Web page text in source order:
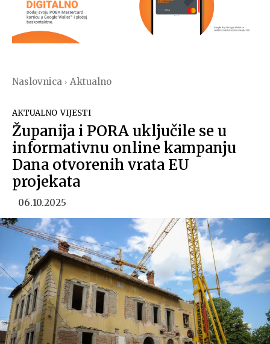
Naslovnica Aktualno
AKTUALNO VIJESTI
Županija i PORA uključile se u
informativnu online kampanju
Dana otvorenih vrata EU
projekata
06.10.2025